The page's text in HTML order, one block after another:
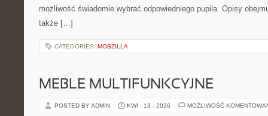
możliwość świadomie wybrać odpowiedniego pupila. Opisy
także […]
CATEGORIES: MOBZILLA
MEBLE MULTIFUNKCYJNE
POSTED BY ADMIN KWI - 13 - 2026 MOŻLIWOŚĆ